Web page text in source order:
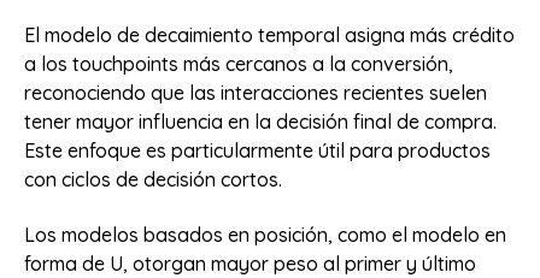
El modelo de decaimiento temporal asigna más crédito
a los touchpoints más cercanos a la conversión,
reconociendo que las interacciones recientes suelen
tener mayor influencia en la decisión final de compra.
Este enfoque es particularmente útil para productos
con ciclos de decisión cortos.
Los modelos basados en posición, como el modelo en
forma de U, otorgan mayor peso al primer y último